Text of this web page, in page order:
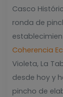
Casco
ronda de
Coherencia
Violeta, La
desde hoy y
pincho de